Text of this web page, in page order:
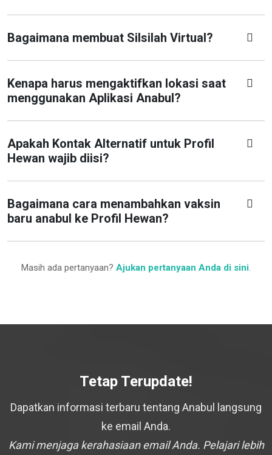
Bagaimana membuat Silsilah Virtual?
Kenapa harus mengaktifkan lokasi saat
menggunakan Aplikasi Anabul?
Apakah Kontak Alternatif untuk Profil
Hewan wajib diisi?
Bagaimana cara menambahkan vaksin
baru anabul ke Profil Hewan?
Masih ada pertanyaan? Ajukan pertanyaan Anda di sini.
Tetap Terupdate!
Dapatkan informasi terbaru tentang Anabul langsung
ke email Anda.
Kami menjaga kerahasiaan email Anda. Pelajari lebih